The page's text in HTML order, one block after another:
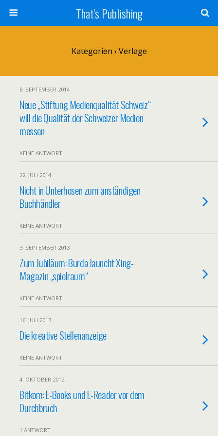
That's Publishing
Kategorien › Verlage
8. SEPTEMBER 2014
Neue „Stiftung Medienqualität Schweiz“
will die Qualität der Schweizer Medien
messen
KEINE ANTWORT
22. JULI 2014
Nicht in Unterhosen zum anständigen
Buchhändler
KEINE ANTWORT
3. SEPTEMBER 2013
Zum Jubiläum: Burda launcht Xing-
Magazin „spielraum“
KEINE ANTWORT
16. JULI 2013
Die kreative Stellenanzeige
KEINE ANTWORT
4. OKTOBER 2012
Bitkom: E-Books und E-Reader vor dem
Durchbruch
1 ANTWORT